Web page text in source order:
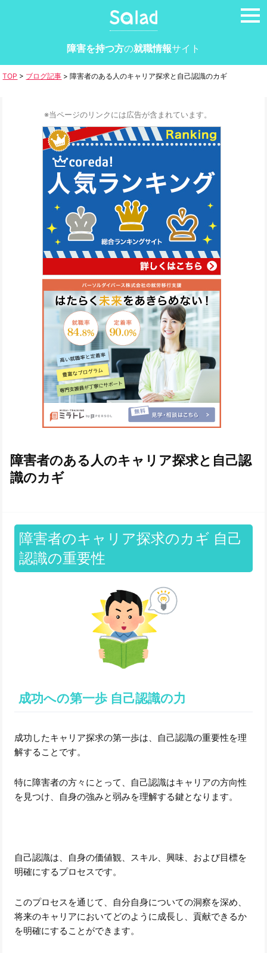
障害を持つ方の就職情報サイト
TOP > ブログ記事 >障害者のある人のキャリア探求と自己認識のカギ
※当ページのリンクには広告が含まれています。
障害者のある人のキャリア探求と自己認
識のカギ
障害者のキャリア探求のカギ 自己
認識の重要性
成功への第一歩 自己認識の力
成功したキャリア探求の第一歩は、自己認識の重要性を理
解することです。
特に障害者の方々にとって、自己認識はキャリアの方向性
を見つけ、自身の強みと弱みを理解する鍵となります。
自己認識は、自身の価値観、スキル、興味、および目標を
明確にするプロセスです。
このプロセスを通じて、自分自身についての洞察を深め、
将来のキャリアにおいてどのように成長し、貢献できるか
を明確にすることができます。